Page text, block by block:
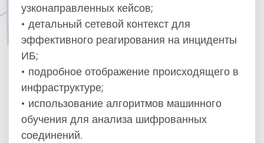
узконаправленных кейсов;
• детальный сетевой контекст для
эффективного реагирования на инциденты
ИБ;
• подробное отображение происходящего в
инфраструктуре;
• использование алгоритмов машинного
обучения для анализа шифрованных
соединений.